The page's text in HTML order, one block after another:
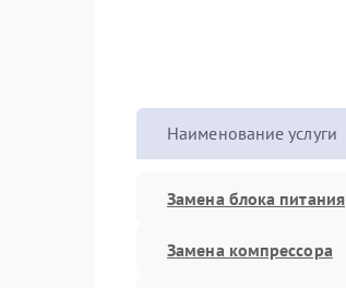
Наименование услуги
Замена блока питания
Замена компрессора